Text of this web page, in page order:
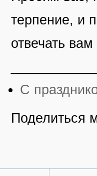
терпение, и
отвечать
С
Поделиться